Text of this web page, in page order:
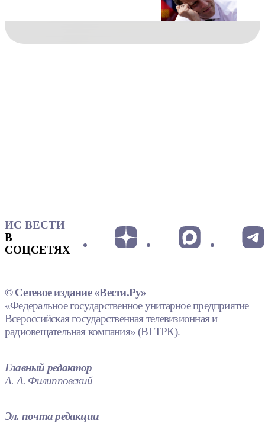
ИС ВЕСТИ
В
СОЦСЕТЯХ
© Сетевое издание «Вести.Ру»
«Федеральное государственное унитарное предприятие
Всероссийская государственная телевизионная и
радиовещательная компания» (ВГТРК).
Главный редактор
А. А. Филипповский
Эл. почта редакции